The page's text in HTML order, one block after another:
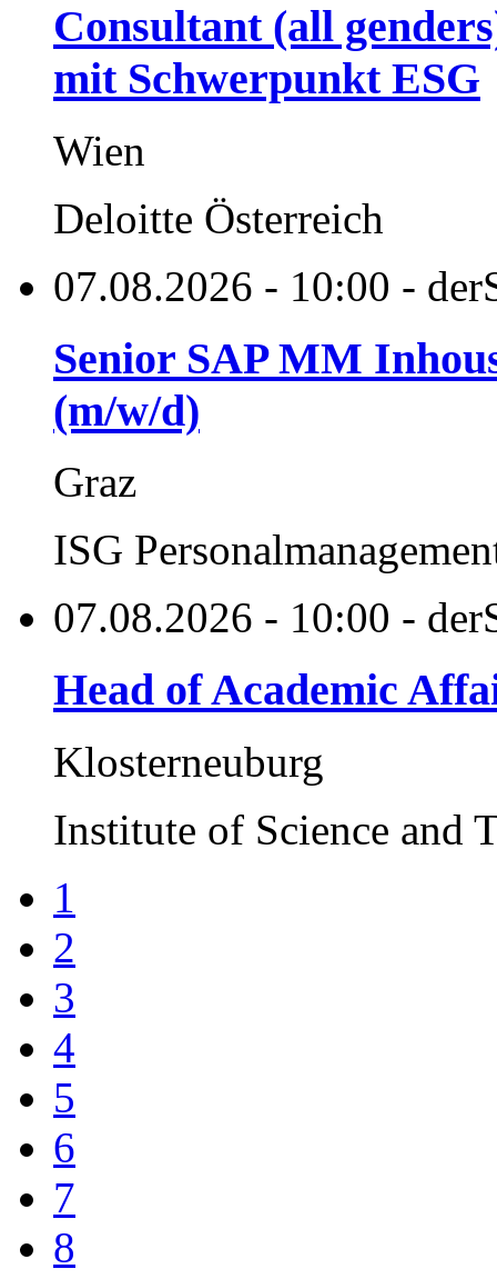
Consultant (all
mit Schwerpunkt ESG
Wien
Deloitte Österreich
07.08.2026 - 10:00 -
Senior SAP MM
(m/w/d)
Graz
ISG
07.08.2026 - 10:00 -
Head of Academic
Klosterneuburg
Institute of Science and
1
2
3
4
5
6
7
8